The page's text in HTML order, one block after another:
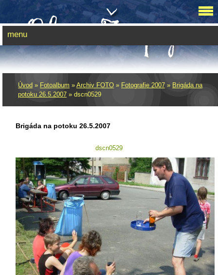
Úvod » Fotoalbum » Archiv FOTO » Fotografie 2007 » Brigáda na
potoku 26.5.2007 » dscn0529
Brigáda na potoku 26.5.2007
dscn0529
menu